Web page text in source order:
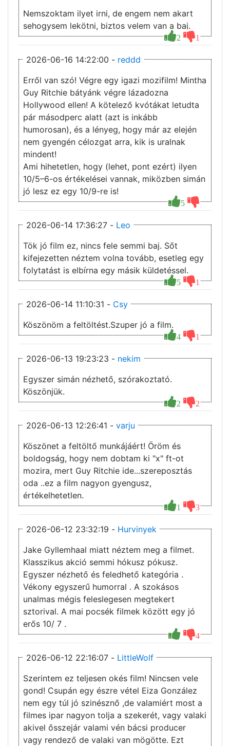
2 1
Nemszoktam ilyet irni, de engem nem akart
sehogysem lekötni, biztos velem van a baj.
2026-06-16 14:22:00 - reddd
5
Erről van szó! Végre egy igazi mozifilm! Mintha
Guy Ritchie bátyánk végre lázadozna
Hollywood ellen! A kötelező kvótákat letudta
pár másodperc alatt (azt is inkább
humorosan), és a lényeg, hogy már az elején
nem gyengén célozgat arra, kik is uralnak
mindent!
Ami hihetetlen, hogy (lehet, pont ezért) ilyen
10/5–6-os értékelései vannak, miközben simán
jó lesz ez egy 10/9-re is!
2026-06-14 17:36:27 - Leo
5 1
Tök jó film ez, nincs fele semmi baj. Sőt
kifejezetten néztem volna tovább, esetleg egy
folytatást is elbírna egy másik küldetéssel.
2026-06-14 11:10:31 - Csy
4 1
Köszönöm a feltöltést.Szuper jó a film.
2026-06-13 19:23:23 - nekim
2 2
Egyszer simán nézhető, szórakoztató.
Köszönjük.
2026-06-13 12:26:41 - varju
1 3
Köszönet a feltöltő munkájáért! Öröm és
boldogság, hogy nem dobtam ki "x" ft-ot
mozira, mert Guy Ritchie ide...szereposztás
oda ..ez a film nagyon gyengusz,
értékelhetetlen.
2026-06-12 23:32:19 - Hurvinyek
4
Jake Gyllemhaal miatt néztem meg a filmet.
Klasszikus akció semmi hókusz pókusz.
Egyszer nézhető és feledhető kategória .
Vékony egyszerű humorral . A szokásos
unalmas mégis feleslegesen megtekert
sztorival. A mai pocsék filmek között egy jó
erős 10/ 7 .
2026-06-12 22:16:07 - LittleWolf
Szerintem ez teljesen okés film! Nincsen vele
gond! Csupán egy észre vétel Eiza González
nem egy túl jó szinésznő ,de valamiért most a
filmes ipar nagyon tolja a szekerét, vagy valaki
akivel ősszejár valami vén bácsi producer
vagy rendező de valaki van mögötte. Ezt